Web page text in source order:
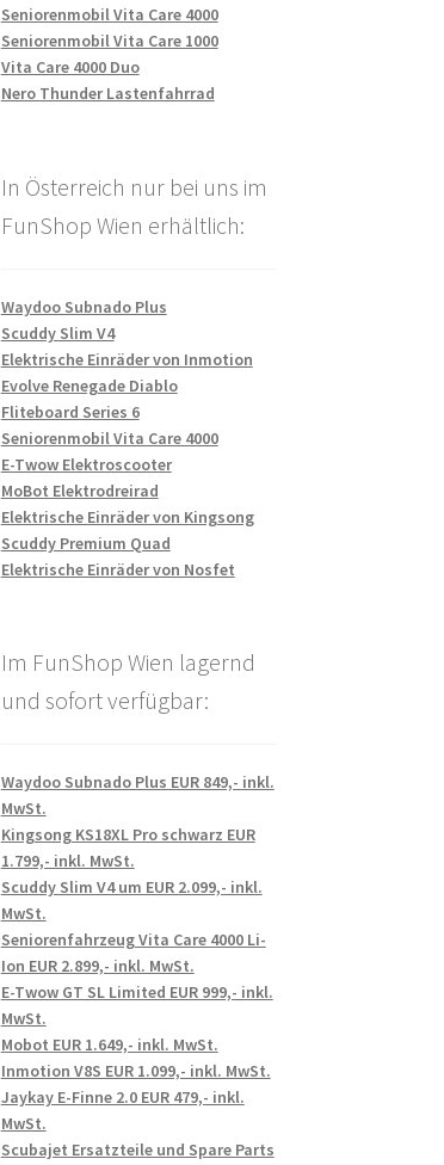
Seniorenmobil Vita Care 4000
Seniorenmobil Vita Care 1000
Vita Care 4000 Duo
Nero Thunder Lastenfahrrad
In Österreich nur bei uns im
FunShop Wien erhältlich:
Waydoo Subnado Plus
Scuddy Slim V4
Elektrische Einräder von Inmotion
Evolve Renegade Diablo
Fliteboard Series 6
Seniorenmobil Vita Care 4000
E-Twow Elektroscooter
MoBot Elektrodreirad
Elektrische Einräder von Kingsong
Scuddy Premium Quad
Elektrische Einräder von Nosfet
Im FunShop Wien lagernd
und sofort verfügbar:
Waydoo Subnado Plus EUR 849,- inkl.
MwSt.
Kingsong KS18XL Pro schwarz EUR
1.799,- inkl. MwSt.
Scuddy Slim V4 um EUR 2.099,- inkl.
MwSt.
Seniorenfahrzeug Vita Care 4000 Li-
Ion EUR 2.899,- inkl. MwSt.
E-Twow GT SL Limited EUR 999,- inkl.
MwSt.
Mobot EUR 1.649,- inkl. MwSt.
Inmotion V8S EUR 1.099,- inkl. MwSt.
Jaykay E-Finne 2.0 EUR 479,- inkl.
MwSt.
Scubajet Ersatzteile und Spare Parts